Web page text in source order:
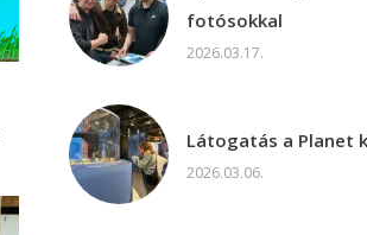
fotósokkal
2026.03.17.
Látogatás a Planet
2026.03.06.